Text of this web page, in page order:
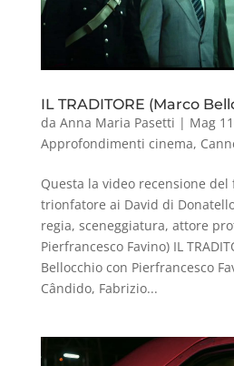
IL TRADITORE (Marco
da Anna Maria Pasetti | Mag
Approfondimenti cinema,
Questa la video recensione
trionfatore ai David di
regia, sceneggiatura, attore
Pierfrancesco Favino) IL
Bellocchio con Pierfrancesco
Cândido, Fabrizio...